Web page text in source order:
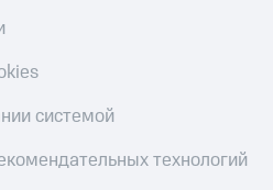
системой
технологий